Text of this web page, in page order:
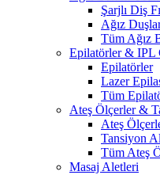
Şarjlı Diş
Ağız
Tüm Ağız
Epilatörler & IPL
Epilatörler
Lazer
Tüm
Ateş Ölçerler &
Ateş
Tansiyon
Tüm Ateş
Masaj Aletleri